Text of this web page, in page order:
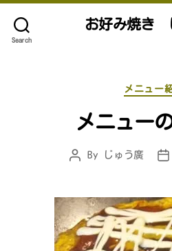
Search
お好み焼き
メニュー
メニュー
Post
By じゅう廣